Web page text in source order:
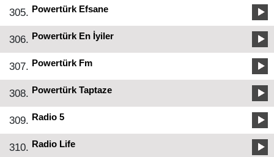
305. Powertürk Efsane
306. Powertürk En İyiler
307. Powertürk Fm
308. Powertürk Taptaze
309. Radio 5
310. Radio Life